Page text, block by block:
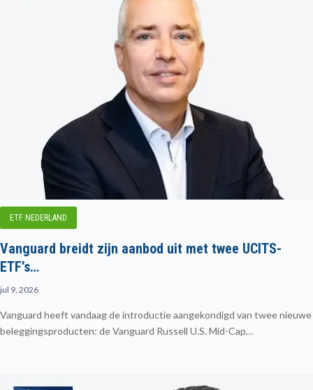
ETF NEDERLAND
Vanguard breidt zijn aanbod uit met twee UCITS-
ETF’s…
jul 9, 2026
Vanguard heeft vandaag de introductie aangekondigd van twee nieuwe
beleggingsproducten: de Vanguard Russell U.S. Mid-Cap…